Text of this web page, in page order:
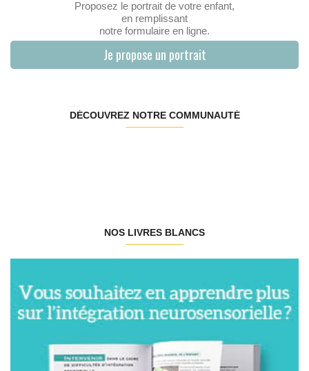
Proposez le portrait de votre enfant,
en remplissant
notre formulaire en ligne.
Je propose un portrait
DÉCOUVREZ NOTRE COMMUNAUTÉ
NOS LIVRES BLANCS